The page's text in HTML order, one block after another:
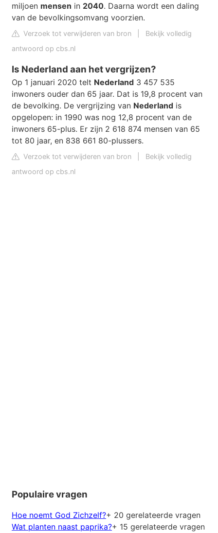
miljoen mensen in 2040. Daarna wordt een daling
van de bevolkingsomvang voorzien.
Verzoek tot verwijderen van bron
Bekijk volledig
antwoord op cbs.nl
Is Nederland aan het vergrijzen?
Op 1 januari 2020 telt Nederland 3 457 535
inwoners ouder dan 65 jaar. Dat is 19,8 procent van
de bevolking. De vergrijzing van Nederland is
opgelopen: in 1990 was nog 12,8 procent van de
inwoners 65-plus. Er zijn 2 618 874 mensen van 65
tot 80 jaar, en 838 661 80-plussers.
Verzoek tot verwijderen van bron
Bekijk volledig
antwoord op cbs.nl
Populaire vragen
Hoe noemt God Zichzelf?+ 20 gerelateerde vragen
Wat planten naast paprika?+ 15 gerelateerde vragen